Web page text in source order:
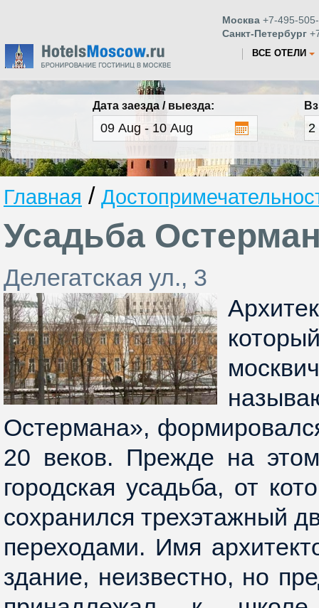
Москва +7-495-
Санкт-Петербург
ВСЕ ОТЕЛИ
Дата заезда / выезда:
Главная /
Усадьба
Делегатская ул., 3
Остермана»,
20 веков. Прежде на
городская усадьба, от
сохранился трехэтажный
переходами. Имя
здание, неизвестно, но